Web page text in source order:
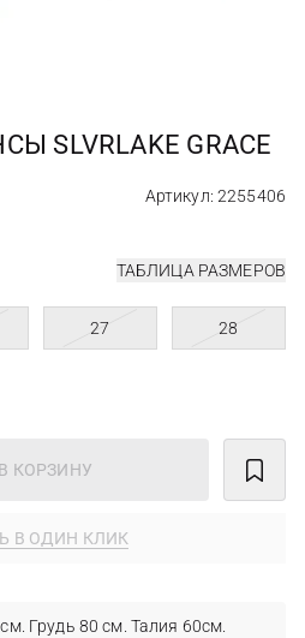
SLVRLAKE GRACE
Артикул: 2255406
ТАБЛИЦА РАЗМЕРОВ
27 28
КОРЗИНУ
В ОДИН КЛИК
Грудь 80 см. Талия 60см.